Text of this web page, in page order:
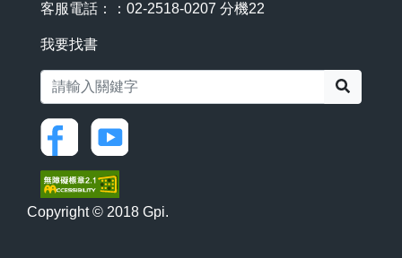
客服電話：：02-2518-0207 分機22
我要找書
Copyright © 2018 Gpi.